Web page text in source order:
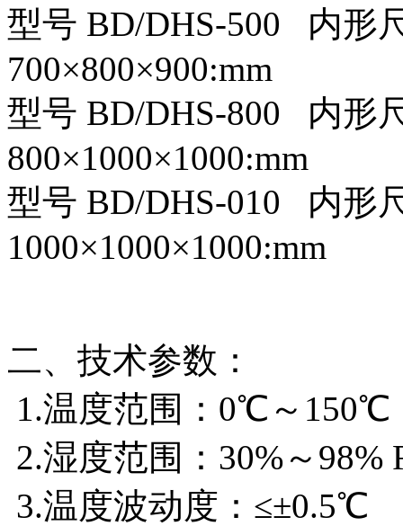
型号 BD/DHS-500 内形
700×800×900:mm
型号 BD/DHS-800 内形
800×1000×1000:mm
型号 BD/DHS-010 内形
1000×1000×1000:mm
二、技术参数：
1.温度范围：0℃～150℃
2.湿度范围：30%～98%
3.温度波动度：≤±0.5℃